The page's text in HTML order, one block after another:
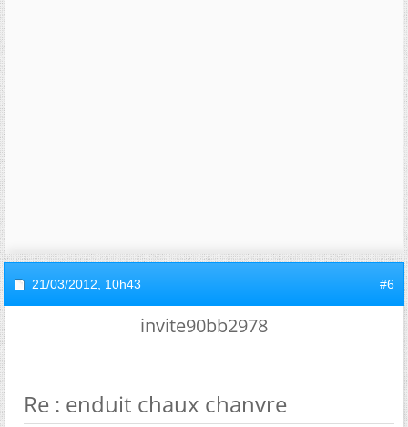
21/03/2012, 10h43 #6
invite90bb2978
Re : enduit chaux chanvre